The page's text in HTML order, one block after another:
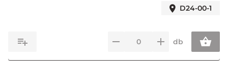
D24-00-1
db